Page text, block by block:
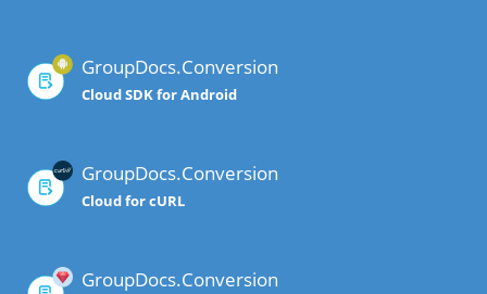
GroupDocs.Conversion
Cloud SDK for Android
GroupDocs.Conversion
Cloud for cURL
GroupDocs.Conversion